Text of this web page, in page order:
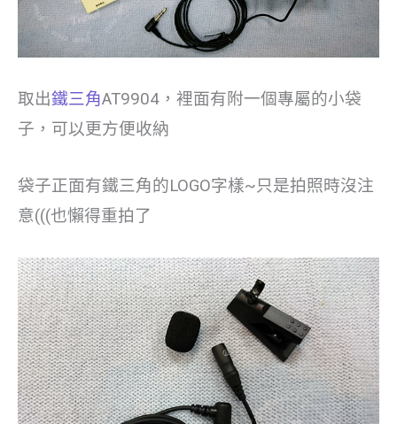
取出鐵三角AT9904，裡面有附一個專屬的小袋
子，可以更方便收納
袋子正面有鐵三角的LOGO字樣~只是拍照時沒注
意(((也懶得重拍了